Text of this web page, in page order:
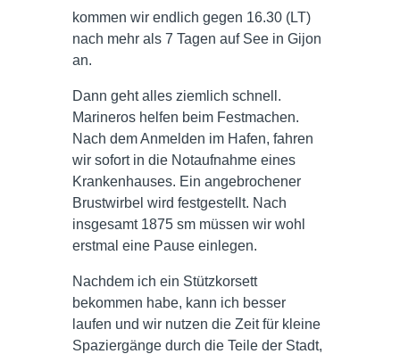
kommen wir endlich gegen 16.30 (LT)
nach mehr als 7 Tagen auf See in Gijon
an.
Dann geht alles ziemlich schnell.
Marineros helfen beim Festmachen.
Nach dem Anmelden im Hafen, fahren
wir sofort in die Notaufnahme eines
Krankenhauses. Ein angebrochener
Brustwirbel wird festgestellt. Nach
insgesamt 1875 sm müssen wir wohl
erstmal eine Pause einlegen.
Nachdem ich ein Stützkorsett
bekommen habe, kann ich besser
laufen und wir nutzen die Zeit für kleine
Spaziergänge durch die Teile der Stadt,